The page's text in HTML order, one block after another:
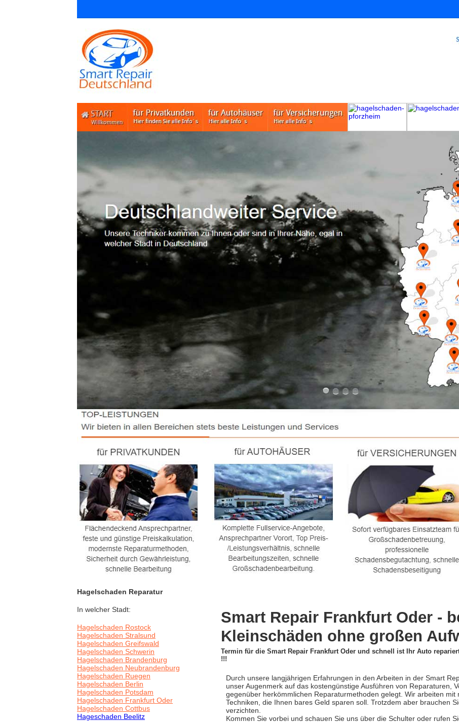
Hagelschaden Reparatur
In welcher Stadt:
Hagelschaden Rostock
Hagelschaden Stralsund
Hagelschaden Greifswald
Hagelschaden Schwerin
Hagelschaden Brandenburg
Hagelschaden Neubrandenburg
Hagelschaden Ruegen
Hagelschaden Berlin
Hagelschaden Potsdam
Hagelschaden Frankfurt Oder
Hagelschaden Cottbus
Hageschaden Beelitz
Smart Repair Frankfurt Oder -
Kleinschäden ohne großen
Termin für die Smart Repair Frankfurt Oder und schnell ist Ihr Auto
!!!
Durch unsere langjährigen Erfahrungen in den Arbeiten in der Smart
unser Augenmerk auf das kostengünstige Ausführen von Reparaturen,
gegenüber herkömmlichen Reparaturmethoden gelegt. Wir arbeiten mit
Techniken, die Ihnen bares Geld sparen soll. Trotzdem aber brauchen
verzichten.
Kommen Sie vorbei und schauen Sie uns über die Schulter oder rufen